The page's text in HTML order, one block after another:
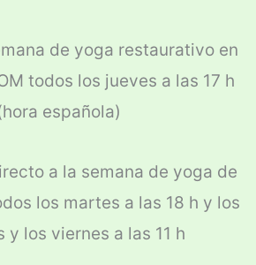
de yoga restaurativo en
todos los jueves a las 17 h
española)
a la semana de yoga de
los martes a las 18 h y los
y los viernes a las 11 h